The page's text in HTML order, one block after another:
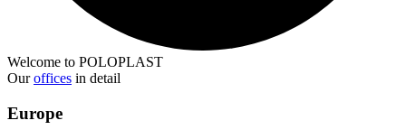
Welcome to POLOPLAST
Ouroffices in detail
Europe